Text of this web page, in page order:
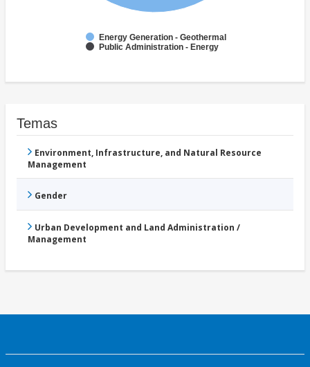
Energy Generation - Geothermal
Public Administration - Energy
Temas
Environment, Infrastructure, and Natural Resource
Management
Gender
Urban Development and Land Administration /
Management